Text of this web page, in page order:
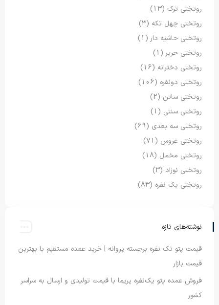
روتختی ترک (13)
روتختی چهل تکه (3)
روتختی حاشیه دار (1)
روتختی حریر (1)
روتختی دخترانه (16)
روتختی دونفره (106)
روتختی ساتن (2)
روتختی سنتی (1)
روتختی سه بعدی (69)
روتختی عروس (71)
روتختی مخمل (18)
روتختی نوزاد (3)
روتختی یک نفره (83)
نوشته‌های تازه
قیمت پتو تک نفره برجسته پروانه | خرید عمده مستقیم با بهترین
قیمت بازار
فروش عمده پتو یک‌نفره پریما با قیمت تولیدی و ارسال به سراسر
کشور